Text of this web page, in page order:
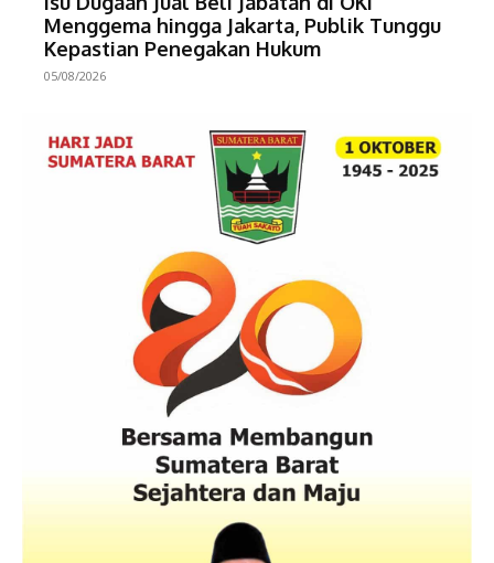
Menggema hingga Jakarta, Publik Tunggu
Kepastian Penegakan Hukum
05/08/2026